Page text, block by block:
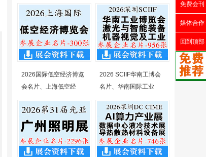
2026国际低空经济博览
会名片、上海低空经
2026 SCIIF华南工博会
名片、华南国际工业
免费会刊
媒体合作
回到顶部